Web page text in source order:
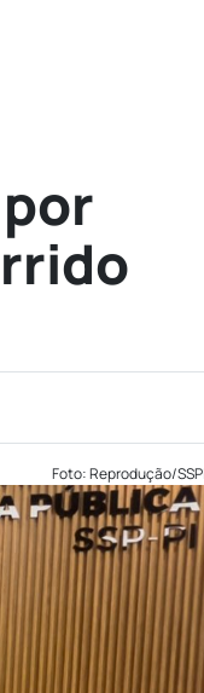
Foto: Reprodução/